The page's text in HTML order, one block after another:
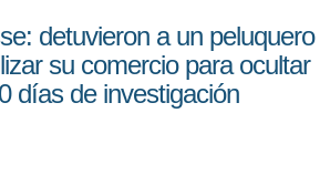
detuvieron a un peluquero
su comercio para ocultar
días de investigación